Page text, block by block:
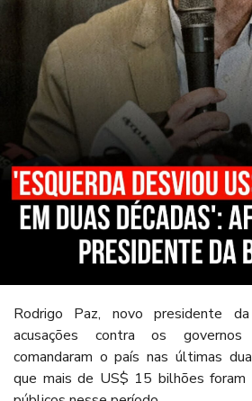
Rodrigo Paz, novo presidente
acusações contra os
comandaram o país nas últimas
que mais de US$ 15 bilhões foram